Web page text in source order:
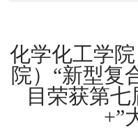
化学化工学
院）“新型复
目荣获第七
+”